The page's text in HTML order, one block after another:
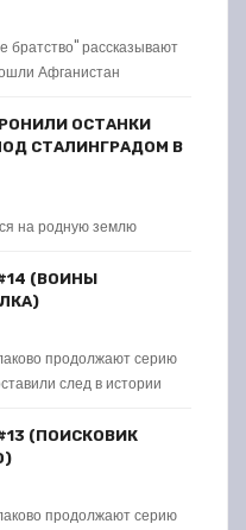
братство" рассказывают
Афганистан
ОСТАНКИ
СТАЛИНГРАДОМ В
на родную землю
(ВОИНЫ
продолжают серию
след в истории
(ПОИСКОВИК
продолжают серию